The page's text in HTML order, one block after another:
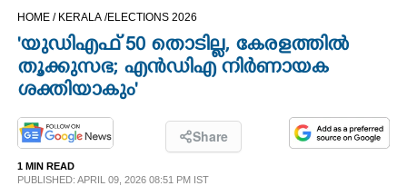
CINEMA
OPINION
PHOTOS
LIFESTYLE
HOME / KERALA /ELECTIONS 2026
'യുഡിഎഫ് 50 തൊടില്ല, കേരളത്തില്‍
തൂക്കുസഭ; എന്‍ഡിഎ നിര്‍ണായക
ശക്തിയാകും'
Share
1 MIN READ
PUBLISHED: APRIL 09, 2026 08:51 PM IST